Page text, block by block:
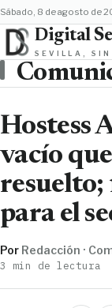
sábado, 8 de agosto de
Digital
SEVILLA, SIN
Hostess
vacío
resuelto;
para el
Por Redacción ·
3 min de lectura